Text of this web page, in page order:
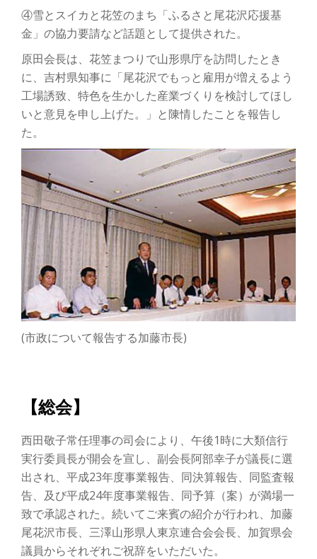
④雪とスイカと花笠のまち「ふるさと尾花沢応援基
金」の協力要請など話題として提供された。
原田会長は、花笠まつりで山形県庁を訪問したとき
に、吉村県知事に「尾花沢でもっと雇用が増えるよう
工場誘致、特色を生かした産業づくりを検討してほし
いと意見を申し上げた。」と陳情したことを報告し
た。
(市政について報告する加藤市長)
【総会】
西田敬子常任理事の司会により、午後1時に大類信行
実行委員長が開会を宣し、副会長阿部幸子が議長に選
出され、平成23年度事業報告、同決算報告、同監査報
告、及び平成24年度事業報告、同予算（案）が満場一
致で承認された。続いてご来賓の紹介が行われ、加藤
尾花沢市長、三澤山形県人東京連合会会長、加賀県会
議員からそれぞれご祝辞をいただいた。